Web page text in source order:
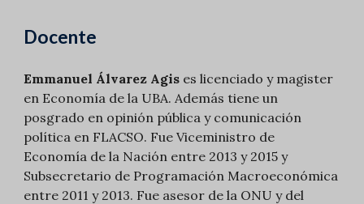
Docente
Emmanuel Álvarez Agis es licenciado y magister
en Economía de la UBA. Además tiene un
posgrado en opinión pública y comunicación
política en FLACSO. Fue Viceministro de
Economía de la Nación entre 2013 y 2015 y
Subsecretario de Programación Macroeconómica
entre 2011 y 2013. Fue asesor de la ONU y del